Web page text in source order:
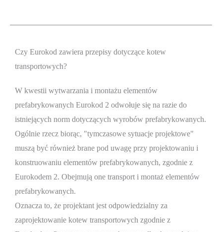
Czy Eurokod zawiera przepisy dotyczące kotew
transportowych?
W kwestii wytwarzania i montażu elementów
prefabrykowanych Eurokod 2 odwołuje się na razie do
istniejących norm dotyczących wyrobów prefabrykowanych.
Ogólnie rzecz biorąc, "tymczasowe sytuacje projektowe"
muszą być również brane pod uwagę przy projektowaniu i
konstruowaniu elementów prefabrykowanych, zgodnie z
Eurokodem 2. Obejmują one transport i montaż elementów
prefabrykowanych.
Oznacza to, że projektant jest odpowiedzialny za
zaprojektowanie kotew transportowych zgodnie z